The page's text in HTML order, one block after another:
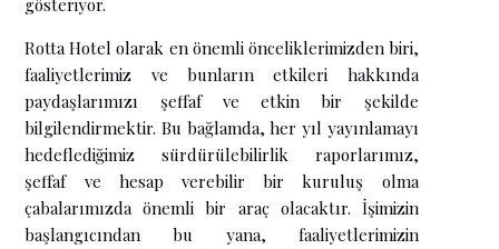
gösteriyor.
Rotta Hotel olarak en önemli önceliklerimizden biri,
faaliyetlerimiz ve bunların etkileri hakkında
paydaşlarımızı şeffaf ve etkin bir şekilde
bilgilendirmektir. Bu bağlamda, her yıl yayınlamayı
hedeflediğimiz sürdürülebilirlik raporlarımız,
şeffaf ve hesap verebilir bir kuruluş olma
çabalarımızda önemli bir araç olacaktır. İşimizin
başlangıcından bu yana, faaliyetlerimizin